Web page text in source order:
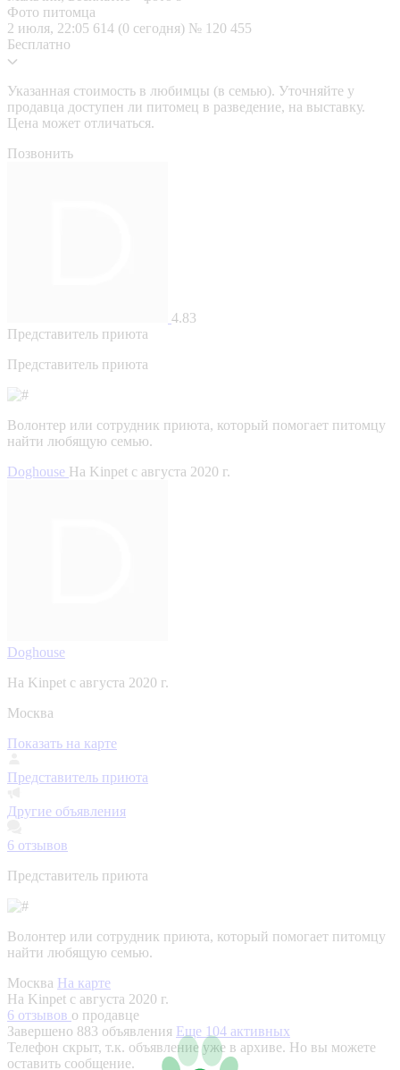
Фото питомца
2 июля, 22:05 614 (0 сегодня) № 120 455
Бесплатно
Указанная стоимость в любимцы (в семью). Уточняйте у
продавца доступен ли питомец в разведение, на выставку.
Цена может отличаться.
Позвонить
4.83
Представитель приюта
Представитель приюта
Волонтер или сотрудник приюта, который помогает питомцу
найти любящую семью.
Doghouse На Kinpet c августа 2020 г.
Doghouse
На Kinpet c августа 2020 г.
Москва
Показать на карте
Представитель приюта
Другие объявления
6 отзывов
Представитель приюта
Волонтер или сотрудник приюта, который помогает питомцу
найти любящую семью.
Москва На карте
На Kinpet c августа 2020 г.
6 отзывов о продавце
Завершено 883 объявления Еще 104 активных
Телефон скрыт, т.к. объявление уже в архиве. Но вы можете
оставить сообщение.